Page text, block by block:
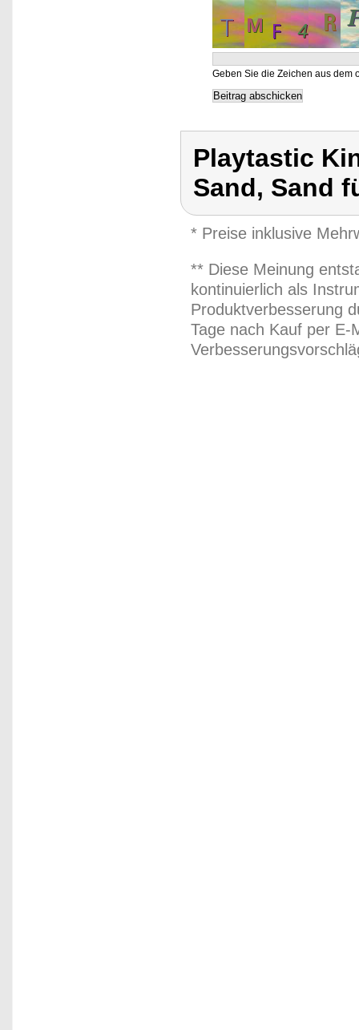
Geben Sie die Zeichen aus dem
Playtastic
Sand, Sand
* Preise inklusive
** Diese Meinung
kontinuierlich als
Produktverbesserung
Tage nach Kauf per E-